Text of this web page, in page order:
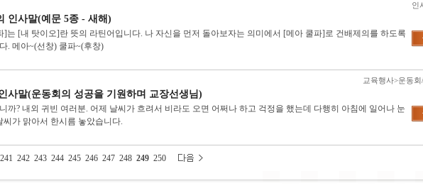
인
인사말(예문 5종 - 새해)
]는 [내 탓이오]란 뜻의 라틴어입니다. 나 자신을 먼저 돌아보자는 의미에서 [메아 쿨파]로 건배제의를 하도록
. 메아~(선창) 쿨파~(후창)
교육행사>운동
사말(운동회의 성공을 기원하며 교장선생님)
까? 내외 귀빈 여러분. 어제 날씨가 흐려서 비라도 오면 어쩌나 하고 걱정을 했는데 다행히 아침에 일어나 눈
씨가 맑아서 한시름 놓았습니다.
241 242 243 244 245 246 247 248 249 250